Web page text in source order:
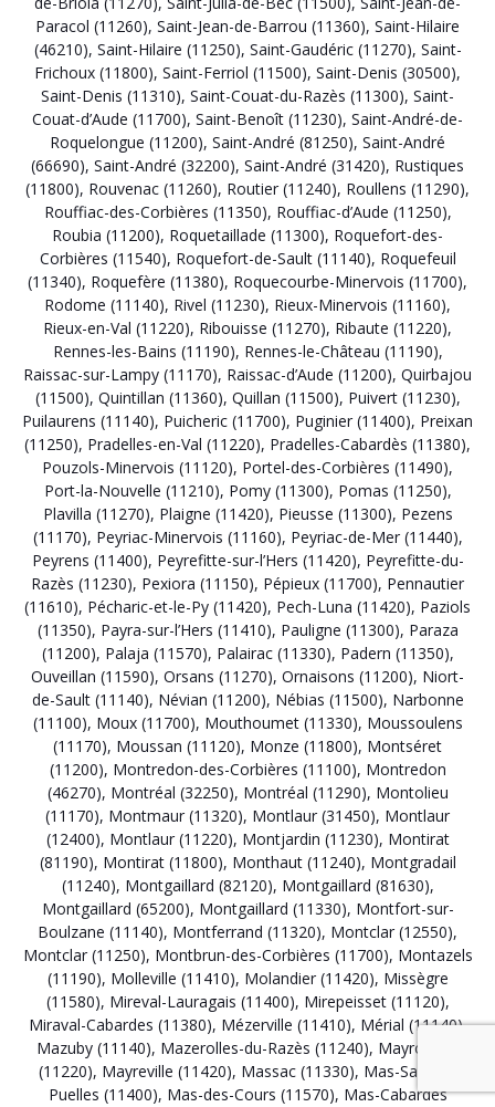
Paracol (11260), Saint-Jean-de-Barrou (11360), Saint-Hilaire
(46210), Saint-Hilaire (11250), Saint-Gaudéric (11270), Saint-
Frichoux (11800), Saint-Ferriol (11500), Saint-Denis (30500),
Saint-Denis (11310), Saint-Couat-du-Razès (11300), Saint-
Couat-d’Aude (11700), Saint-Benoît (11230), Saint-André-de-
Roquelongue (11200), Saint-André (81250), Saint-André
(66690), Saint-André (32200), Saint-André (31420), Rustiques
(11800), Rouvenac (11260), Routier (11240), Roullens (11290),
Rouffiac-des-Corbières (11350), Rouffiac-d’Aude (11250),
Roubia (11200), Roquetaillade (11300), Roquefort-des-
Corbières (11540), Roquefort-de-Sault (11140), Roquefeuil
(11340), Roquefère (11380), Roquecourbe-Minervois (11700),
Rodome (11140), Rivel (11230), Rieux-Minervois (11160),
Rieux-en-Val (11220), Ribouisse (11270), Ribaute (11220),
Rennes-les-Bains (11190), Rennes-le-Château (11190),
Raissac-sur-Lampy (11170), Raissac-d’Aude (11200), Quirbajou
(11500), Quintillan (11360), Quillan (11500), Puivert (11230),
Puilaurens (11140), Puicheric (11700), Puginier (11400), Preixan
(11250), Pradelles-en-Val (11220), Pradelles-Cabardès (11380),
Pouzols-Minervois (11120), Portel-des-Corbières (11490),
Port-la-Nouvelle (11210), Pomy (11300), Pomas (11250),
Plavilla (11270), Plaigne (11420), Pieusse (11300), Pezens
(11170), Peyriac-Minervois (11160), Peyriac-de-Mer (11440),
Peyrens (11400), Peyrefitte-sur-l’Hers (11420), Peyrefitte-du-
Razès (11230), Pexiora (11150), Pépieux (11700), Pennautier
(11610), Pécharic-et-le-Py (11420), Pech-Luna (11420), Paziols
(11350), Payra-sur-l’Hers (11410), Pauligne (11300), Paraza
(11200), Palaja (11570), Palairac (11330), Padern (11350),
Ouveillan (11590), Orsans (11270), Ornaisons (11200), Niort-
de-Sault (11140), Névian (11200), Nébias (11500), Narbonne
(11100), Moux (11700), Mouthoumet (11330), Moussoulens
(11170), Moussan (11120), Monze (11800), Montséret
(11200), Montredon-des-Corbières (11100), Montredon
(46270), Montréal (32250), Montréal (11290), Montolieu
(11170), Montmaur (11320), Montlaur (31450), Montlaur
(12400), Montlaur (11220), Montjardin (11230), Montirat
(81190), Montirat (11800), Monthaut (11240), Montgradail
(11240), Montgaillard (82120), Montgaillard (81630),
Montgaillard (65200), Montgaillard (11330), Montfort-sur-
Boulzane (11140), Montferrand (11320), Montclar (12550),
Montclar (11250), Montbrun-des-Corbières (11700), Montazels
(11190), Molleville (11410), Molandier (11420), Missègre
(11580), Mireval-Lauragais (11400), Mirepeisset (11120),
Miraval-Cabardes (11380), Mézerville (11410), Mérial (11140),
Mazuby (11140), Mazerolles-du-Razès (11240), Mayronnes
(11220), Mayreville (11420), Massac (11330), Mas-Saintes-
Puelles (11400), Mas-des-Cours (11570), Mas-Cabardès